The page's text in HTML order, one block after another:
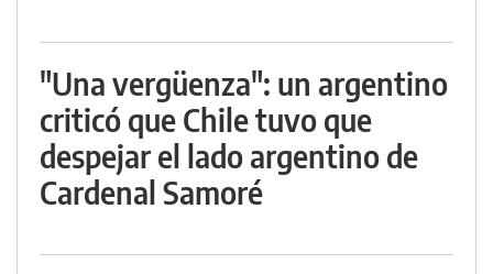
"Una vergüenza": un argentino
criticó que Chile tuvo que
despejar el lado argentino de
Cardenal Samoré